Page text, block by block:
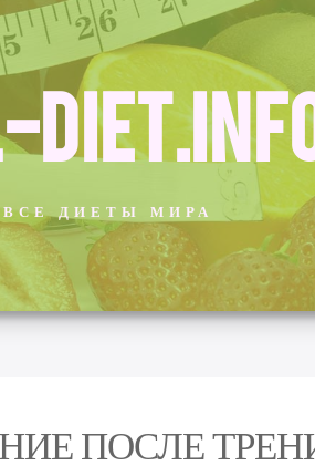
ВСЕ ДИЕТЫ МИРА
ПОСЛЕ